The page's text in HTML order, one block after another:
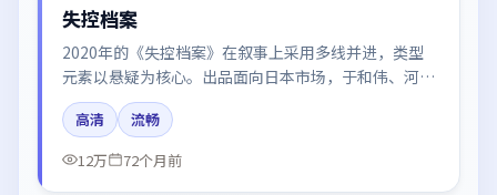
失控档案
2020年的《失控档案》在叙事上采用多线并进，类型
元素以悬疑为核心。出品面向日本市场，于和伟、河正
宇、谭卓、肖战所饰角色推动关键反转，结尾留白引发
讨论。
高清
流畅
12万
72个月前